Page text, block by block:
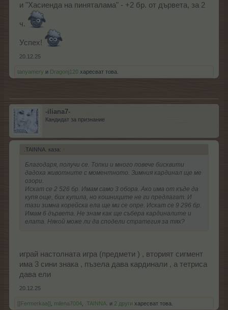
и "Хасиенда на пиняталама" - +2 бр. от дървета, за 2
ч.
Успех!
20.12.25
tanyamery и Dragonj120 харесват това.
-iliana7-
Кандидат за признание
.TAINNA. каза: ↑
Благодаря, получи се. Топки и много повече бисквити
дадоха животните с моментното. Зимния кардинал ще ме
озори.
Искат се 2 526 бр. Имам само 3 обора. Ако има от къде да
купя още, бих купила, но кошниците не ги предлагат. И
тази зимна корейска ела ще ми се опре. Искат се 9 296 бр.
Имам 6 дървета. Не знам как ще събера кардиналите и
елата. Някой може ли да сподели стратегия за тях?
играй настолната игра (предмети ) , вторият сигмент
има 3 сини знака , пъзела дава кардинали , а тетриса
дава ели
20.12.25
[[Fermerkaa]] milena7004 .TAINNA. и 2 други харесват това.